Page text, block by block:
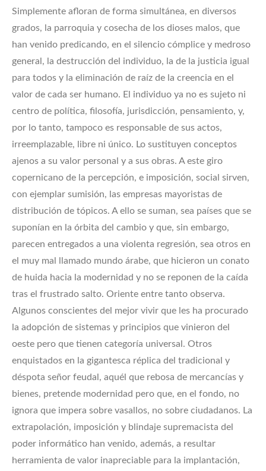
Simplemente afloran de forma simultánea, en diversos
grados, la parroquia y cosecha de los dioses malos, que
han venido predicando, en el silencio cómplice y medroso
general, la destrucción del individuo, la de la justicia igual
para todos y la eliminación de raíz de la creencia en el
valor de cada ser humano. El individuo ya no es sujeto ni
centro de política, filosofía, jurisdicción, pensamiento, y,
por lo tanto, tampoco es responsable de sus actos,
irreemplazable, libre ni único. Lo sustituyen conceptos
ajenos a su valor personal y a sus obras. A este giro
copernicano de la percepción, e imposición, social sirven,
con ejemplar sumisión, las empresas mayoristas de
distribución de tópicos. A ello se suman, sea países que se
suponían en la órbita del cambio y que, sin embargo,
parecen entregados a una violenta regresión, sea otros en
el muy mal llamado mundo árabe, que hicieron un conato
de huida hacia la modernidad y no se reponen de la caída
tras el frustrado salto. Oriente entre tanto observa.
Algunos conscientes del mejor vivir que les ha procurado
la adopción de sistemas y principios que vinieron del
oeste pero que tienen categoría universal. Otros
enquistados en la gigantesca réplica del tradicional y
déspota señor feudal, aquél que rebosa de mercancías y
bienes, pretende modernidad pero que, en el fondo, no
ignora que impera sobre vasallos, no sobre ciudadanos. La
extrapolación, imposición y blindaje supremacista del
poder informático han venido, además, a resultar
herramienta de valor inapreciable para la implantación,